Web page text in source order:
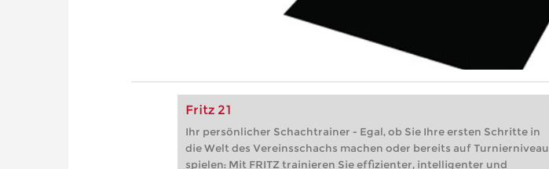
Fritz 21
Ihr persönlicher Schachtrainer - Egal, ob Sie Ihre ersten Schritte in
die Welt des Vereinsschachs machen oder bereits auf Turnierniveau
spielen: Mit FRITZ trainieren Sie effizienter, intelligenter und